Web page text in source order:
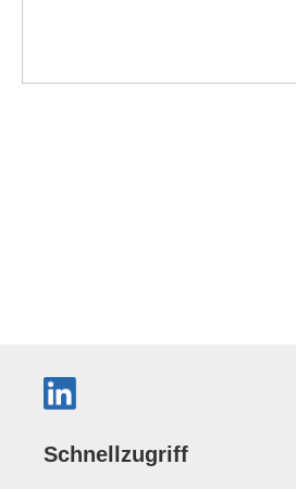
Schnellzugriff